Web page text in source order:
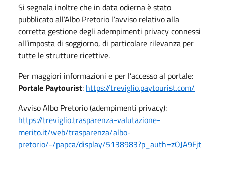
Si segnala inoltre che in data odierna è stato
pubblicato all’Albo Pretorio l’avviso relativo alla
corretta gestione degli adempimenti privacy connessi
all’imposta di soggiorno, di particolare rilevanza per
tutte le strutture ricettive.
Per maggiori informazioni e per l’accesso al portale:
Portale Paytourist: https://treviglio.paytourist.com/
Avviso Albo Pretorio (adempimenti privacy):
https://treviglio.trasparenza-valutazione-
merito.it/web/trasparenza/albo-
pretorio/-/papca/display/5138983?p_auth=zOJA9Fjt